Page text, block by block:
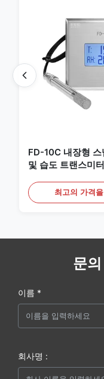
FD-10C 내장형
및 습도 트랜스미
최고의 가격
문
이름 *
회사명 :